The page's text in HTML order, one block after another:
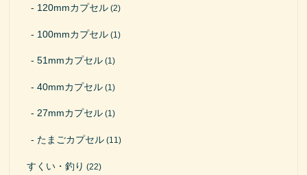
120mmカプセル (2)
100mmカプセル (1)
51mmカプセル (1)
40mmカプセル (1)
27mmカプセル (1)
たまごカプセル (11)
すくい・釣り (22)